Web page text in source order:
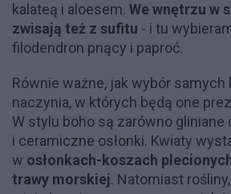
kalateą i aloesem. We wnętrzu w
zwisają też z sufitu - i tu
filodendron pnący i paproć.
Równie ważne, jak wybór samych
naczynia, w których będą one
W stylu boho są zarówno gliniane
i ceramiczne osłonki. Kwiaty
w osłonkach-koszach
trawy morskiej. Natomiast